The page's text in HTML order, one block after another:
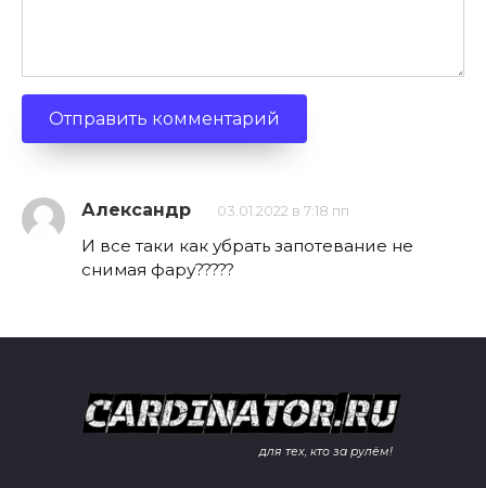
Александр 03.01.2022 в 7:18 пп
И все таки как убрать запотевание не
снимая фару?????
для тех, кто за рулём!